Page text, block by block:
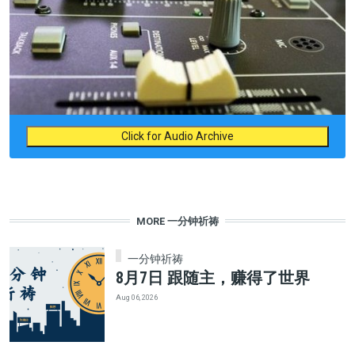
Click for Audio Archive
MORE 一分钟祈祷
一分钟祈祷
8月7日 跟随主，赚得了世界
Aug 06, 2026